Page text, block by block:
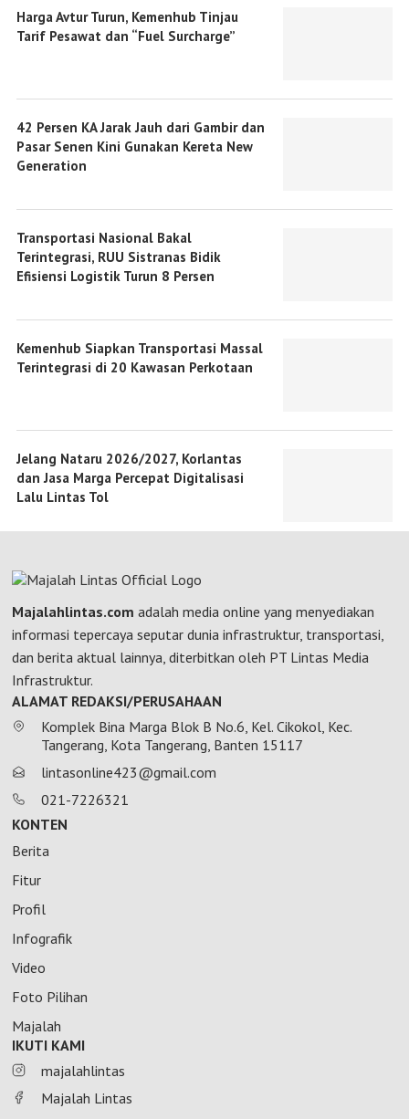
Harga Avtur Turun, Kemenhub Tinjau
Tarif Pesawat dan “Fuel Surcharge”
42 Persen KA Jarak Jauh dari Gambir dan
Pasar Senen Kini Gunakan Kereta New
Generation
Transportasi Nasional Bakal
Terintegrasi, RUU Sistranas Bidik
Efisiensi Logistik Turun 8 Persen
Kemenhub Siapkan Transportasi Massal
Terintegrasi di 20 Kawasan Perkotaan
Jelang Nataru 2026/2027, Korlantas
dan Jasa Marga Percepat Digitalisasi
Lalu Lintas Tol
Majalahlintas.com adalah media online yang menyediakan
informasi tepercaya seputar dunia infrastruktur, transportasi,
dan berita aktual lainnya, diterbitkan oleh PT Lintas Media
Infrastruktur.
ALAMAT REDAKSI/PERUSAHAAN
Komplek Bina Marga Blok B No.6, Kel. Cikokol, Kec.
Tangerang, Kota Tangerang, Banten 15117
lintasonline423@gmail.com
021-7226321
KONTEN
Berita
Fitur
Profil
Infografik
Video
Foto Pilihan
Majalah
IKUTI KAMI
majalahlintas
Majalah Lintas